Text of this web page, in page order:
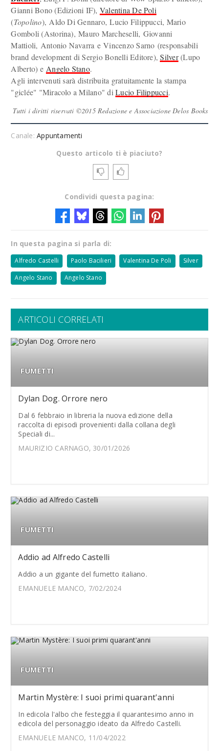
Gianni Bono (Edizioni IF), Valentina De Poli
(Topolino), Aldo Di Gennaro, Lucio Filippucci, Mario
Gomboli (Astorina), Mauro Marcheselli, Giovanni
Mattioli, Antonio Navarra e Vincenzo Sarno (responsabili
brand development di Sergio Bonelli Editore),Silver(Lupo
Alberto) e Angelo Stano.
Agli intervenuti sarà distribuita gratuitamente la stampa
"giclée" "Miracolo a Milano" diLucio Filippucci.
Tutti i diritti riservati ©2015 Redazione e Associazione Delos Books
Canale:Appuntamenti
Questo articolo ti è piaciuto?
Condividi questa pagina:
In questa pagina si parla di:
Alfredo Castelli Paolo Bacilieri Valentina De Poli Silver
Angelo Stano Angelo Stano
ARTICOLI CORRELATI
FUMETTI
Dylan Dog. Orrore nero
Dal 6 febbraio in libreria la nuova edizione della
raccolta di episodi provenienti dalla collana degli
Speciali di...
MAURIZIO CARNAGO, 30/01/2026
FUMETTI
Addio ad Alfredo Castelli
Addio a un gigante del fumetto italiano.
EMANUELE MANCO, 7/02/2024
FUMETTI
Martin Mystère: I suoi primi quarant'anni
In edicola l'albo che festeggia il quarantesimo anno in
edicola del personaggio ideato da Alfredo Castelli.
EMANUELE MANCO, 11/04/2022